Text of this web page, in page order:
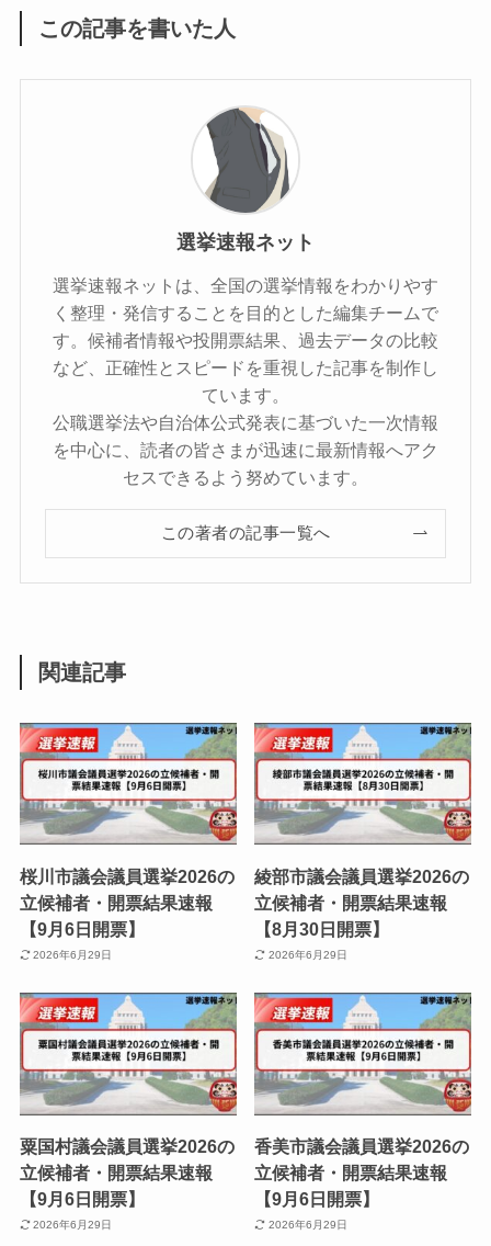
この記事を書いた人
選挙速報ネット
選挙速報ネットは、全国の選挙情報をわかりやす
く整理・発信することを目的とした編集チームで
す。候補者情報や投開票結果、過去データの比較
など、正確性とスピードを重視した記事を制作し
ています。
公職選挙法や自治体公式発表に基づいた一次情報
を中心に、読者の皆さまが迅速に最新情報へアク
セスできるよう努めています。
この著者の記事一覧へ
関連記事
桜川市議会議員選挙2026の
立候補者・開票結果速報
【9月6日開票】
2026年6月29日
綾部市議会議員選挙2026の
立候補者・開票結果速報
【8月30日開票】
2026年6月29日
粟国村議会議員選挙2026の
立候補者・開票結果速報
【9月6日開票】
2026年6月29日
香美市議会議員選挙2026の
立候補者・開票結果速報
【9月6日開票】
2026年6月29日